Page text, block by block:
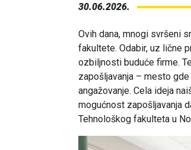
30.06.2026.
Ovih dana, mnogi svršeni
fakultete. Odabir, uz lične
ozbiljnosti buduće firme.
zapošljavanja – mesto
angažovanje. Cela ideja
mogućnost zapošljavanja
Tehnološkog fakulteta u